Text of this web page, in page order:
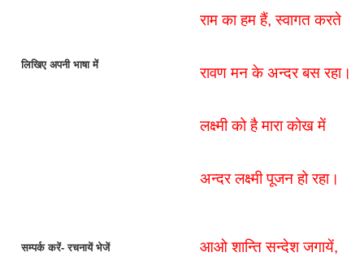
लिखिए अपनी भाषा में
सम्पर्क करें- रचनायें भेजें
राम का हम हैं, स्वागत करते
रावण मन के अन्दर बस रहा।
लक्ष्मी को है मारा कोख में
अन्दर लक्ष्मी पूजन हो रहा।
आओ शान्ति सन्देश जगायें,